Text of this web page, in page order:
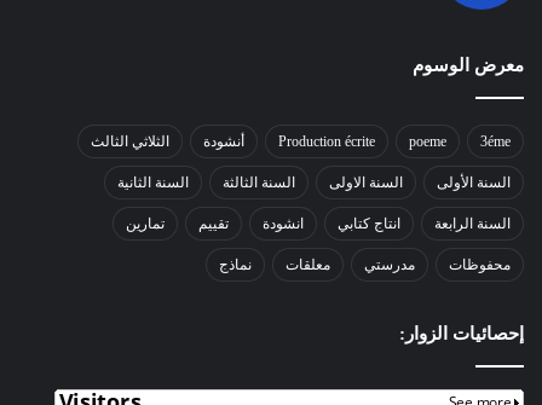
معرض الوسوم
3éme
poeme
Production écrite أنشودة الثلاثي الثالث
السنة الأولى السنة الاولى السنة الثالثة السنة الثانية
السنة الرابعة انتاج كتابي انشودة تقييم تمارين
محفوظات مدرستي معلقات نماذج
إحصائيات الزوار: